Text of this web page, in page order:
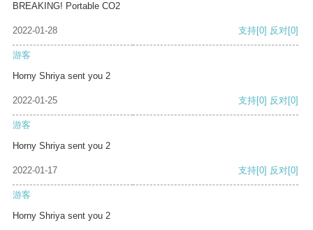
BREAKING! Portable CO2
2022-01-28 支持[0] 反对[0]
游客
Horny Shriya sent you 2
2022-01-25 支持[0] 反对[0]
游客
Horny Shriya sent you 2
2022-01-17 支持[0] 反对[0]
游客
Horny Shriya sent you 2